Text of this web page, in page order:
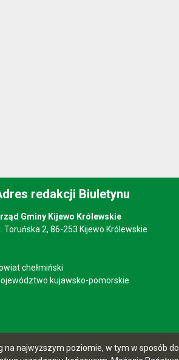
najwyższym poziomie, w tym w sposób
redakcji Biuletynu
Gminy Kijewo Królewskie
Toruńska 2, 86-253 Kijewo Królewskie
chełmiński
kujawsko-pomorskie